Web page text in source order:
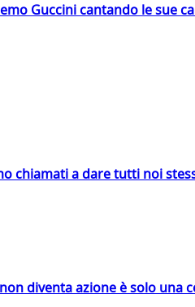
Guccini cantando le sue
chiamati a dare tutti noi
diventa azione è solo una